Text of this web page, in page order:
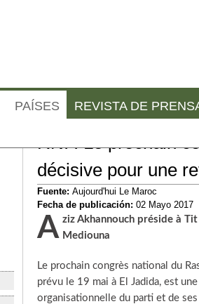
RNI : Le prochain
décisive pour une
Fuente: Aujourd'hui Le Maroc
Fecha de publicación: 02 Mayo 2017
Aziz Akhannouch préside à Tit Mellil les travaux du congrès provincial de Mediouna
Le prochain congrès national du
prévu le 19 mai à El Jadida, est
organisationnelle du parti et de
PAÍSES REVISTA DE
MARRUECOS
Les grands vainqueurs des
Au